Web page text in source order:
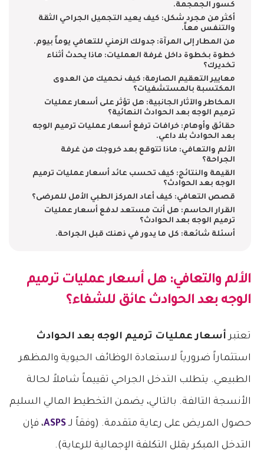
كسور الجمجمة.
أكثر من مجرد شكل: كيف يعيد التجميل الجراحي الثقة
والتنفس معاً.
من المطار إلى المرآة: جدولك الزمني للتعافي يوماً بيوم.
خطوة بخطوة داخل غرفة العمليات: ماذا يحدث أثناء
تخديرك؟
معايير التعقيم الصارمة: كيف نحميك من العدوى
المكتسبة بالمستشفيات؟
المخاطر والآثار الجانبية: هل تؤثر على أسعار عمليات
ترميم الوجه بعد الحوادث النهائية؟
حقائق وأوهام: خرافات ترفع أسعار عمليات ترميم الوجه
بعد الحوادث بلا داعي.
الألم والتعافي: ماذا تتوقع بعد خروجك من غرفة
الجراحة؟
القيمة والنتائج: كيف تحسب عائد أسعار عمليات ترميم
الوجه بعد الحوادث؟
قصص التعافي: كيف أعاد المركز الطبي الأمل للمرضى؟
القرار الحاسم: هل أنت مستعد لدفع أسعار عمليات
ترميم الوجه بعد الحوادث؟
أسئلة شائعة: كل ما يدور في ذهنك قبل الجراحة.
الألم والتعافي: هل أسعار عمليات ترميم
الوجه بعد الحوادث عائق للشفاء؟
تعتبرأسعار عمليات ترميم الوجه بعد الحوادث
استثماراً ضرورياً لاستعادة الوظائف الحيوية والمظهر
الطبيعي. يتطلب التدخل الجراحي تقييماً شاملاً لحالة
الأنسجة التالفة. بالتالي، يضمن التخطيط المالي السليم
حصول المريض على رعاية متقدمة. (وفقاً لـASPS، فإن
التدخل المبكر يقلل التكلفة الإجمالية للرعاية).